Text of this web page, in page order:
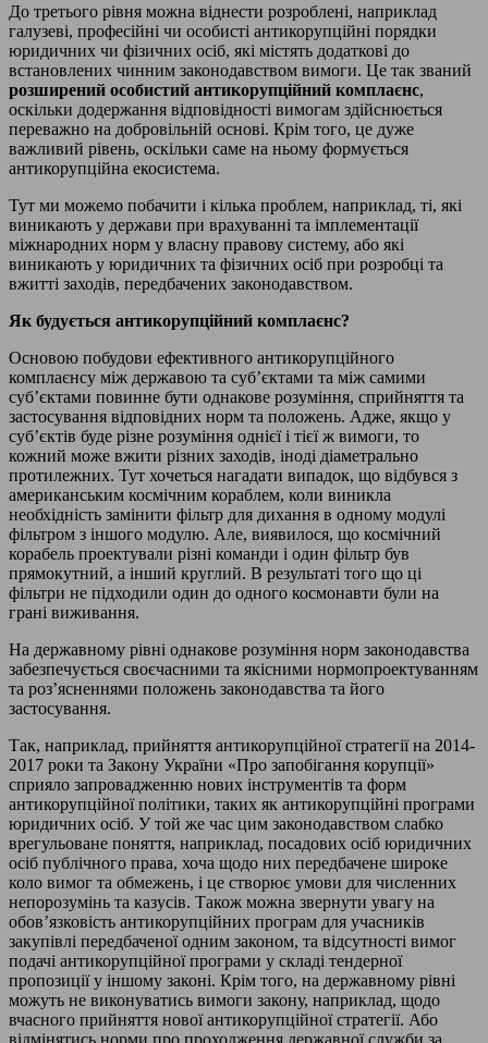
До третього рівня можна віднести розроблені, наприклад
галузеві, професійні чи особисті антикорупційні порядки
юридичних чи фізичних осіб, які містять додаткові до
встановлених чинним законодавством вимоги. Це так званий
розширений особистий антикорупційний комплаєнс,
оскільки додержання відповідності вимогам здійснюється
переважно на добровільній основі. Крім того, це дуже
важливий рівень, оскільки саме на ньому формується
антикорупційна екосистема.
Тут ми можемо побачити і кілька проблем, наприклад, ті, які
виникають у держави при врахуванні та імплементації
міжнародних норм у власну правову систему, або які
виникають у юридичних та фізичних осіб при розробці та
вжитті заходів, передбачених законодавством.
Як будується антикорупційний комплаєнс?
Основою побудови ефективного антикорупційного
комплаєнсу між державою та суб’єктами та між самими
суб’єктами повинне бути однакове розуміння, сприйняття та
застосування відповідних норм та положень. Адже, якщо у
суб’єктів буде різне розуміння однієї і тієї ж вимоги, то
кожний може вжити різних заходів, іноді діаметрально
протилежних. Тут хочеться нагадати випадок, що відбувся з
американським космічним кораблем, коли виникла
необхідність замінити фільтр для дихання в одному модулі
фільтром з іншого модулю. Але, виявилося, що космічний
корабель проектували різні команди і один фільтр був
прямокутний, а інший круглий. В результаті того що ці
фільтри не підходили один до одного космонавти були на
грані виживання.
На державному рівні однакове розуміння норм законодавства
забезпечується своєчасними та якісними нормопроектуванням
та роз’ясненнями положень законодавства та його
застосування.
Так, наприклад, прийняття антикорупційної стратегії на 2014-
2017 роки та Закону України «Про запобігання корупції»
сприяло запровадженню нових інструментів та форм
антикорупційної політики, таких як антикорупційні програми
юридичних осіб. У той же час цим законодавством слабко
врегульоване поняття, наприклад, посадових осіб юридичних
осіб публічного права, хоча щодо них передбачене широке
коло вимог та обмежень, і це створює умови для численних
непорозумінь та казусів. Також можна звернути увагу на
обов’язковість антикорупційних програм для учасників
закупівлі передбаченої одним законом, та відсутності вимог
подачі антикорупційної програми у складі тендерної
пропозиції у іншому законі. Крім того, на державному рівні
можуть не виконуватись вимоги закону, наприклад, щодо
вчасного прийняття нової антикорупційної стратегії. Або
відмінятись норми про проходження державної служби за